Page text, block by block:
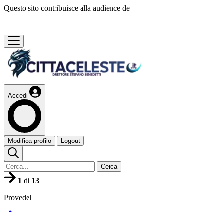
Questo sito contribuisce alla audience de
Accedi
Modifica profilo Logout
Cerca
1 di 13
Provedel